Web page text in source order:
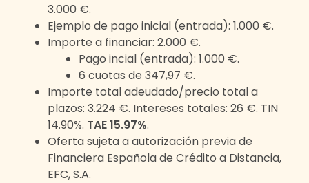
3.000 €.
Ejemplo de pago inicial (entrada): 1.000 €.
Importe a financiar: 2.000 €.
Pago incial (entrada): 1.000 €.
6 cuotas de 347,97 €.
Importe total adeudado/precio total a
plazos: 3.224 €. Intereses totales: 26 €. TIN
14.90%. TAE 15.97%.
Oferta sujeta a autorización previa de
Financiera Española de Crédito a Distancia,
EFC, S.A.